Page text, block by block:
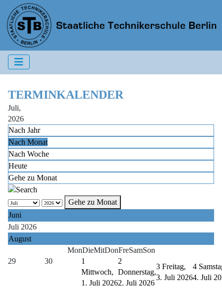
TERMINKALENDER
Juli,
2026
Nach Jahr
Nach Monat
Nach Woche
Heute
Gehe zu Monat
Gehe zu Monat
Juni
Juli 2026
August
MonDieMitDonFreSamSon
29
30
1
Mittwoch,
1. Juli 2026
2
Donnerstag,
2. Juli 2026
3 Freitag,
3. Juli 2026
4
4. Juli